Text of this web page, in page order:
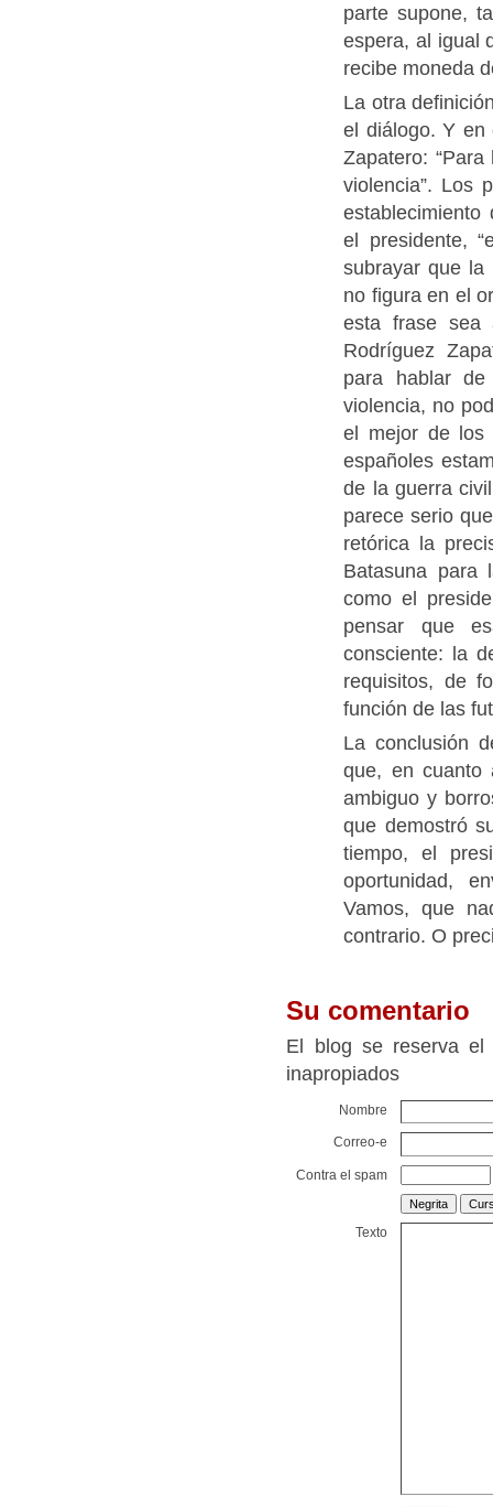
parte supone,
espera, al igual
recibe moneda
La otra
el diálogo. Y en
Zapatero:
violencia”. Los
el presidente,
subrayar que la
no figura en el
esta frase sea
Rodríguez
para hablar
violencia, no
el mejor de los
españoles
de la guerra
parece serio
retórica la
Batasuna para
como el
pensar que
consciente: la
requisitos, de
función de las
La conclusión
que, en cuanto
ambiguo y
que demostró
tiempo, el
oportunidad,
Vamos, que
contrario. O
Su comentario
El blog se reserva el
inapropiados
Nombre
Correo-e
Contra el spam
Texto